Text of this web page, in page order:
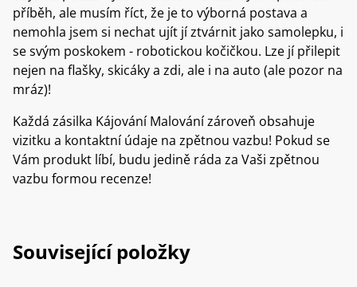
příběh, ale musím říct, že je to výborná postava a
nemohla jsem si nechat ujít jí ztvárnit jako samolepku, i
se svým poskokem - robotickou kočičkou. Lze jí přilepit
nejen na flašky, skicáky a zdi, ale i na auto (ale pozor na
mráz)!
Každá zásilka Kájování Malování zároveň obsahuje
vizitku a kontaktní údaje na zpětnou vazbu! Pokud se
Vám produkt líbí, budu jedině ráda za Vaši zpětnou
vazbu formou recenze!
Související položky